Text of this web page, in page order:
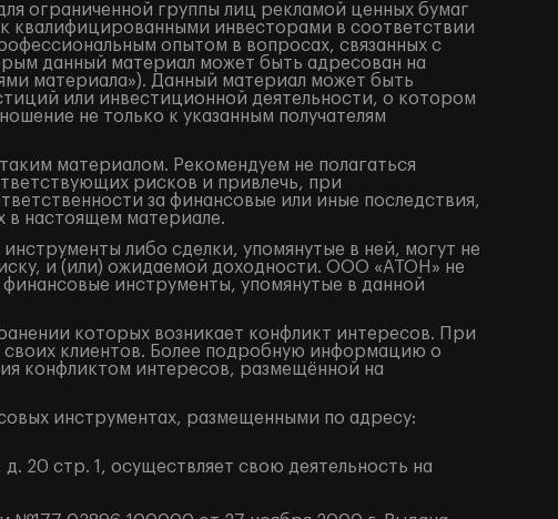
ограниченной группы лиц рекламой ценных бумаг
квалифицированными инвесторами в соответствии
опытом в вопросах, связанных с
данный материал может быть адресован на
материала»). Данный материал может быть
или инвестиционной деятельности, о котором
не только к указанным получателям
материалом. Рекомендуем не полагаться
рисков и привлечь, при
за финансовые или иные последствия,
в настоящем материале.
либо сделки, упомянутые в ней, могут не
и (или) ожидаемой доходности. ООО «АТОН» не
инструменты, упомянутые в данной
которых возникает конфликт интересов. При
клиентов. Более подробную информацию о
конфликтом интересов, размещённой на
инструментах, размещенными по адресу:
20 стр. 1, осуществляет свою деятельность на